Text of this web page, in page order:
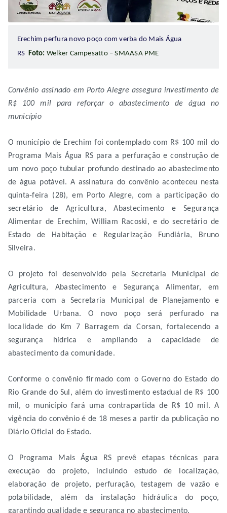
Erechim perfura novo poço com verba do Mais Água
RS Foto: Welker Campesatto – SMAASA PME
Convênio assinado em Porto Alegre assegura investimento de
R$ 100 mil para reforçar o abastecimento de água no
município
O município de Erechim foi contemplado com R$ 100 mil do
Programa Mais Água RS para a perfuração e construção de
um novo poço tubular profundo destinado ao abastecimento
de água potável. A assinatura do convênio aconteceu nesta
quinta-feira (28), em Porto Alegre, com a participação do
secretário de Agricultura, Abastecimento e Segurança
Alimentar de Erechim, William Racoski, e do secretário de
Estado de Habitação e Regularização Fundiária, Bruno
Silveira.
O projeto foi desenvolvido pela Secretaria Municipal de
Agricultura, Abastecimento e Segurança Alimentar, em
parceria com a Secretaria Municipal de Planejamento e
Mobilidade Urbana. O novo poço será perfurado na
localidade do Km 7 Barragem da Corsan, fortalecendo a
segurança hídrica e ampliando a capacidade de
abastecimento da comunidade.
Conforme o convênio firmado com o Governo do Estado do
Rio Grande do Sul, além do investimento estadual de R$ 100
mil, o município fará uma contrapartida de R$ 10 mil. A
vigência do convênio é de 18 meses a partir da publicação no
Diário Oficial do Estado.
O Programa Mais Água RS prevê etapas técnicas para
execução do projeto, incluindo estudo de localização,
elaboração de projeto, perfuração, testagem de vazão e
potabilidade, além da instalação hidráulica do poço,
garantindo qualidade e segurança no abastecimento.